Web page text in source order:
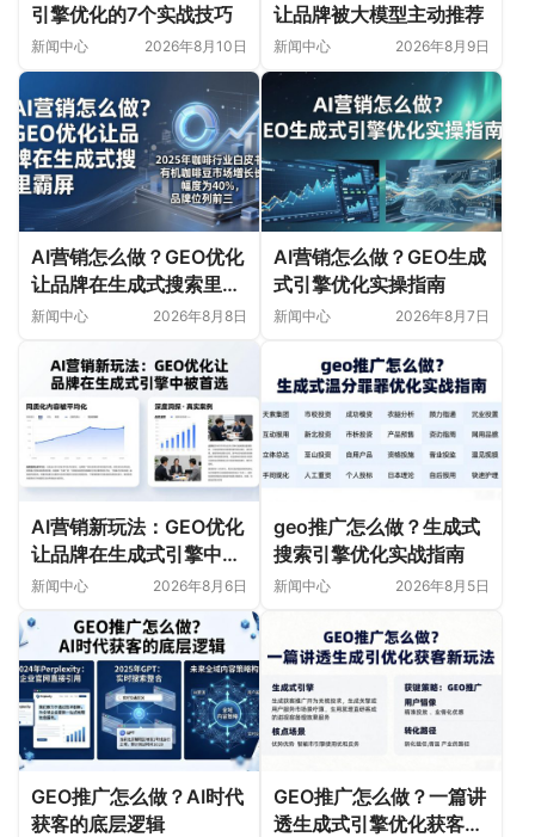
引擎优化的7个实战技巧
新闻中心 2026年8月10日
让品牌被大模型主动推荐
新闻中心 2026年8月9日
AI营销怎么做？GEO优化
让品牌在生成式搜索里霸
屏
新闻中心 2026年8月8日
AI营销怎么做？GEO生成
式引擎优化实操指南
新闻中心 2026年8月7日
AI营销新玩法：GEO优化
让品牌在生成式引擎中被
首选
新闻中心 2026年8月6日
geo推广怎么做？生成式
搜索引擎优化实战指南
新闻中心 2026年8月5日
GEO推广怎么做？AI时代
获客的底层逻辑
GEO推广怎么做？一篇讲
透生成式引擎优化获客新